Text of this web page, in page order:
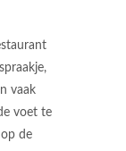
vaak
voet te
de